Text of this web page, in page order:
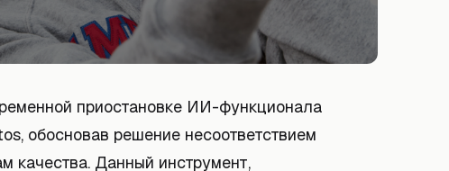
приостановке ИИ-функционала
обосновав решение несоответствием
качества. Данный инструмент,